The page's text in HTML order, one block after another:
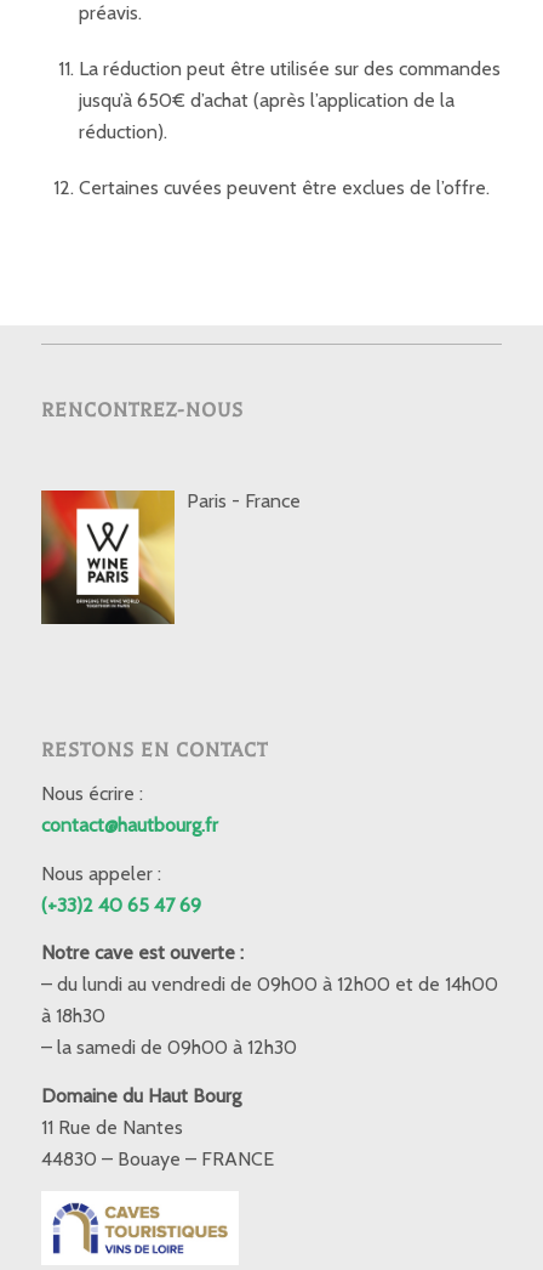
préavis.
La réduction peut être utilisée sur des commandes
jusqu’à 650€ d’achat (après l’application de la
réduction).
Certaines cuvées peuvent être exclues de l’offre.
RENCONTREZ-NOUS
Paris - France
RESTONS EN CONTACT
Nous écrire :
contact@hautbourg.fr
Nous appeler :
(+33)2 40 65 47 69
Notre cave est ouverte :
– du lundi au vendredi de 09h00 à 12h00 et de 14h00
à 18h30
– la samedi de 09h00 à 12h30
Domaine du Haut Bourg
11 Rue de Nantes
44830 – Bouaye – FRANCE